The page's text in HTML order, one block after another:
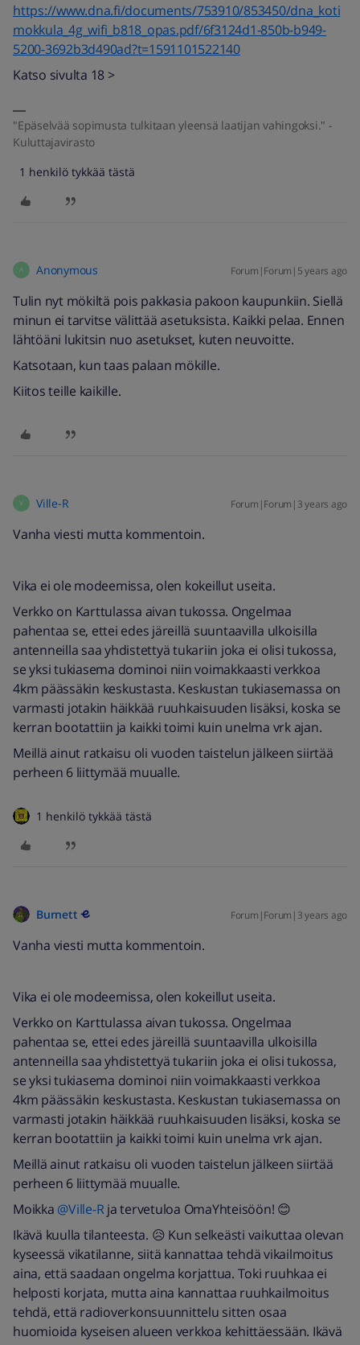
https://www.dna.fi/documents/753910/853450/dna_koti
mokkula_4g_wifi_b818_opas.pdf/6f3124d1-850b-b949-
5200-3692b3d490ad?t=1591101522140
Katso sivulta 18 >
"Epäselvää sopimusta tulkitaan yleensä laatijan vahingoksi." -
Kuluttajavirasto
1 henkilö tykkää tästä
A Anonymous Forum|Forum|5 years ago
Tulin nyt mökiltä pois pakkasia pakoon kaupunkiin. Siellä
minun ei tarvitse välittää asetuksista. Kaikki pelaa. Ennen
lähtöäni lukitsin nuo asetukset, kuten neuvoitte.
Katsotaan, kun taas palaan mökille.
Kiitos teille kaikille.
V Ville-R Forum|Forum|3 years ago
Vanha viesti mutta kommentoin.
Vika ei ole modeemissa, olen kokeillut useita.
Verkko on Karttulassa aivan tukossa. Ongelmaa
pahentaa se, ettei edes järeillä suuntaavilla ulkoisilla
antenneilla saa yhdistettyä tukariin joka ei olisi tukossa,
se yksi tukiasema dominoi niin voimakkaasti verkkoa
4km päässäkin keskustasta. Keskustan tukiasemassa on
varmasti jotakin häikkää ruuhkaisuuden lisäksi, koska se
kerran bootattiin ja kaikki toimi kuin unelma vrk ajan.
Meillä ainut ratkaisu oli vuoden taistelun jälkeen siirtää
perheen 6 liittymää muualle.
1 henkilö tykkää tästä
Burnett Forum|Forum|3 years ago
Vanha viesti mutta kommentoin.
Vika ei ole modeemissa, olen kokeillut useita.
Verkko on Karttulassa aivan tukossa. Ongelmaa
pahentaa se, ettei edes järeillä suuntaavilla ulkoisilla
antenneilla saa yhdistettyä tukariin joka ei olisi tukossa,
se yksi tukiasema dominoi niin voimakkaasti verkkoa
4km päässäkin keskustasta. Keskustan tukiasemassa on
varmasti jotakin häikkää ruuhkaisuuden lisäksi, koska se
kerran bootattiin ja kaikki toimi kuin unelma vrk ajan.
Meillä ainut ratkaisu oli vuoden taistelun jälkeen siirtää
perheen 6 liittymää muualle.
Moikka @Ville-Rja tervetuloa OmaYhteisöön! 😊
Ikävä kuulla tilanteesta. 😥 Kun selkeästi vaikuttaa olevan
kyseessä vikatilanne, siitä kannattaa tehdä vikailmoitus
aina, että saadaan ongelma korjattua. Toki ruuhkaa ei
helposti korjata, mutta aina kannattaa ruuhkailmoitus
tehdä, että radioverkonsuunnittelu sitten osaa
huomioida kyseisen alueen verkkoa kehittäessään. Ikävä